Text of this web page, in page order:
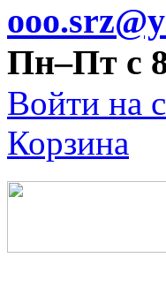
Пн–Пт с
Войти на
Корзина